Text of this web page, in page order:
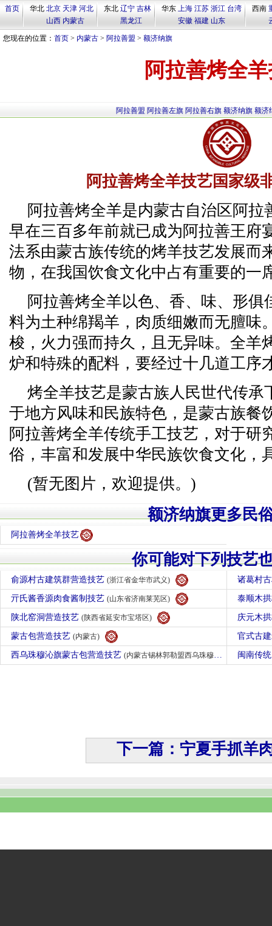
首页 华北 北京 天津 河北
山西 内蒙古
东北 辽宁 吉林
黑龙江
华东 上海 江苏 浙江 台湾
安徽 福建 山东
西南
您现在的位置： 首页 > 内蒙古 > 阿拉善盟 > 额济纳旗
阿拉善烤全
阿拉善盟 阿拉善左旗 阿拉善右旗 额济纳旗 额济
阿拉善烤全羊技艺国家级
阿拉善烤全羊是内蒙古自治区阿
早在三百多年前就已成为阿拉善王府
法系由蒙古族传统的烤羊技艺发展而
物，在我国饮食文化中占有重要的一
阿拉善烤全羊以色、香、味、形
料为土种绵羯羊，肉质细嫩而无膻味
梭，火力强而持久，且无异味。全羊
炉和特殊的配料，要经过十几道工序
烤全羊技艺是蒙古族人民世代传承
于地方风味和民族特色，是蒙古族餐
阿拉善烤全羊传统手工技艺，对于研
俗，丰富和发展中华民族饮食文化，
(暂无图片，欢迎提供。)
额济纳旗更多民
阿拉善烤全羊技艺
你可能对下列技艺
俞源村古建筑群营造技艺 (浙江省金华市武义) 诸葛村
亓氏酱香源肉食酱制技艺 (山东省济南莱芜区) 泰顺木
陕北窑洞营造技艺 (陕西省延安市宝塔区) 庆元木
蒙古包营造技艺 (内蒙古) 官式古
西乌珠穆沁旗蒙古包营造技艺 (内蒙古锡林郭勒盟西乌珠穆沁) 闽南传
下一篇：宁夏手抓羊